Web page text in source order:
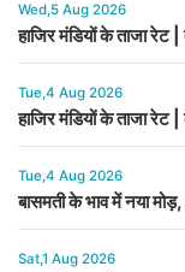
Wed,5 Aug 2026
हाजिर मंडियों के ताजा रेट |
Tue,4 Aug 2026
हाजिर मंडियों के ताजा रेट |
Tue,4 Aug 2026
बासमती के भाव में नया
Sat,1 Aug 2026